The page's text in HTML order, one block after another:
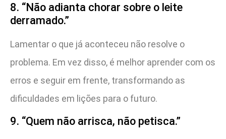
8. “Não adianta chorar sobre o leite
derramado.”
Lamentar o que já aconteceu não resolve o
problema. Em vez disso, é melhor aprender com os
erros e seguir em frente, transformando as
dificuldades em lições para o futuro.
9. “Quem não arrisca, não petisca.”